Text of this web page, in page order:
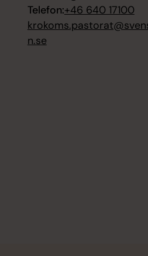
Telefon:+46 640 17100
n.se